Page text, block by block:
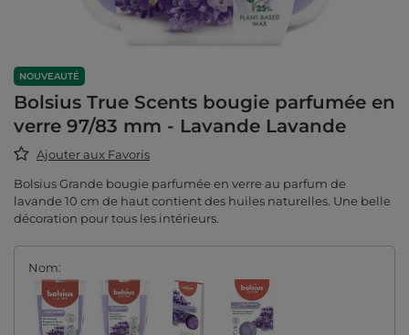
NOUVEAUTÉ
Bolsius True Scents bougie parfumée en
verre 97/83 mm - Lavande Lavande
Ajouter aux Favoris
Bolsius Grande bougie parfumée en verre au parfum de
lavande 10 cm de haut contient des huiles naturelles. Une belle
décoration pour tous les intérieurs.
Nom